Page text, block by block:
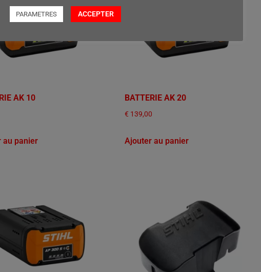
AK 10
au panier
BATTERIE AK 20
€ 139,00
Ajouter au panier
PARAMETRES ACCEPTER